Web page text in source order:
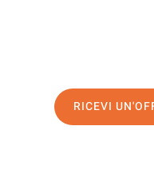
RICEVI